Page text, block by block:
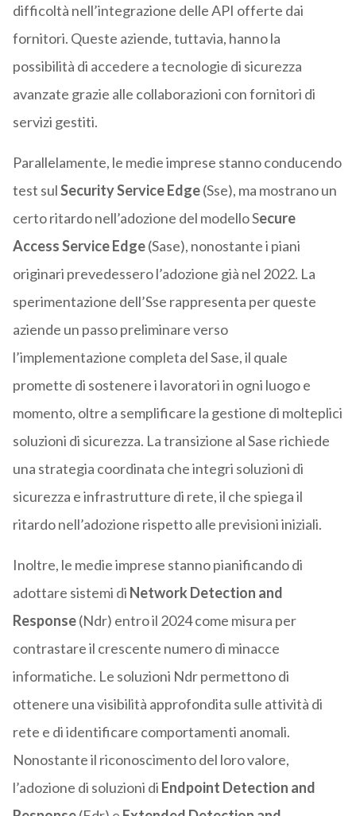
difficoltà nell’integrazione delle API offerte dai
fornitori. Queste aziende, tuttavia, hanno la
possibilità di accedere a tecnologie di sicurezza
avanzate grazie alle collaborazioni con fornitori di
servizi gestiti.
Parallelamente, le medie imprese stanno conducendo
test sulSecurity Service Edge(Sse), ma mostrano un
certo ritardo nell’adozione del modello Secure
Access Service Edge(Sase), nonostante i piani
originari prevedessero l’adozione già nel 2022. La
sperimentazione dell’Sse rappresenta per queste
aziende un passo preliminare verso
l’implementazione completa del Sase, il quale
promette di sostenere i lavoratori in ogni luogo e
momento, oltre a semplificare la gestione di molteplici
soluzioni di sicurezza. La transizione al Sase richiede
una strategia coordinata che integri soluzioni di
sicurezza e infrastrutture di rete, il che spiega il
ritardo nell’adozione rispetto alle previsioni iniziali.
Inoltre, le medie imprese stanno pianificando di
adottare sistemi di Network Detection and
Response(Ndr) entro il 2024 come misura per
contrastare il crescente numero di minacce
informatiche. Le soluzioni Ndr permettono di
ottenere una visibilità approfondita sulle attività di
rete e di identificare comportamenti anomali.
Nonostante il riconoscimento del loro valore,
l’adozione di soluzioni di Endpoint Detection and